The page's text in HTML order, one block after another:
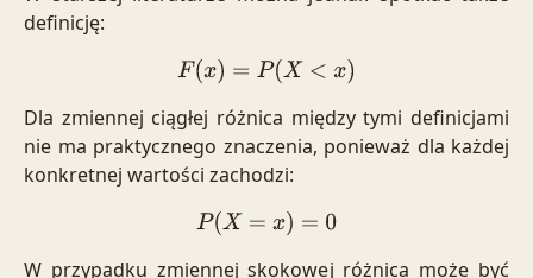
definicję:
F (x) =P(X<x )
Dla zmiennej ciągłej różnica między tymi definicjami
nie ma praktycznego znaczenia, ponieważ dla każdej
konkretnej wartości zachodzi:
P( X= x)= 0
W przypadku zmiennej skokowej różnica może być